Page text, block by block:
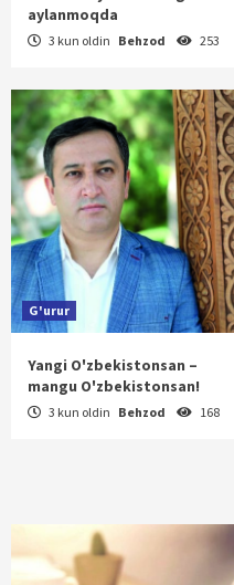
aylanmoqda
3 kun oldin Behzod 253
G'urur
Yangi O'zbekistonsan –
mangu O'zbekistonsan!
3 kun oldin Behzod 168